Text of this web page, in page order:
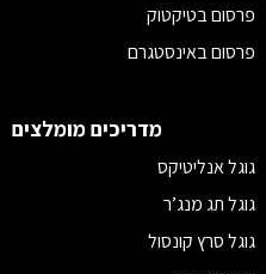
פרסום בטיקטוק
פרסום באינסטגרם
ניהול קמפיינים בפייסבוק
מומחה פרסום בגוגל
מומחה קידום אתרים
שיווק בפייסבוק
מדריכים מומלצים
גוגל אנליטיקס
גוגל תג מנג’ר
גוגל סרץ קונסול